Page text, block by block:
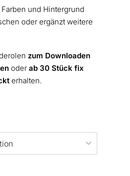
und Hintergrund
oder ergänzt weitere
zum Downloaden
oder ab 30 Stück fix
erhalten.